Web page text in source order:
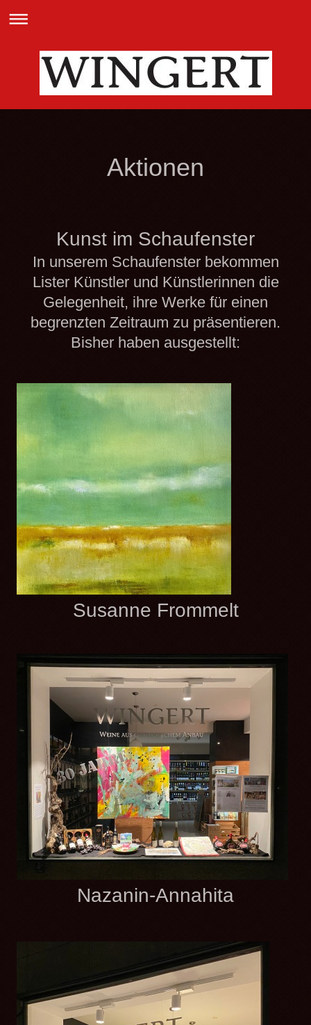
Aktionen
Kunst im Schaufenster
In unserem Schaufenster bekommen
Lister Künstler und Künstlerinnen die
Gelegenheit, ihre Werke für einen
begrenzten Zeitraum zu präsentieren.
Bisher haben ausgestellt:
Susanne Frommelt
Nazanin-Annahita